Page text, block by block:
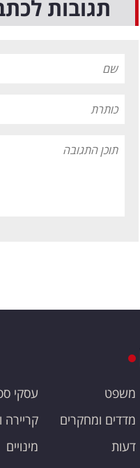
תגובות
משפט
מדדים ומחקרים
דעות
עסקי
קריירה
מינויים